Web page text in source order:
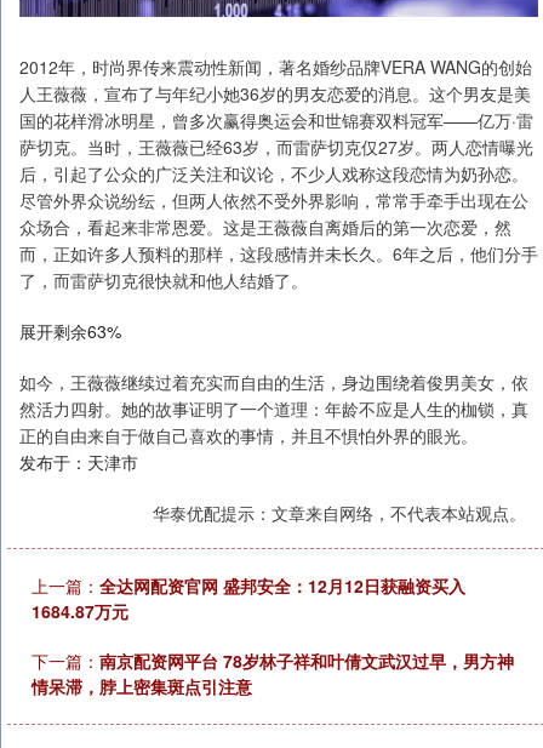
2012年，时尚界传来震动性新闻，著名婚纱品牌VERA WANG的创始
人王薇薇，宣布了与年纪小她36岁的男友恋爱的消息。这个男友是美
国的花样滑冰明星，曾多次赢得奥运会和世锦赛双料冠军——亿万·雷
萨切克。当时，王薇薇已经63岁，而雷萨切克仅27岁。两人恋情曝光
后，引起了公众的广泛关注和议论，不少人戏称这段恋情为奶孙恋。
尽管外界众说纷纭，但两人依然不受外界影响，常常手牵手出现在公
众场合，看起来非常恩爱。这是王薇薇自离婚后的第一次恋爱，然
而，正如许多人预料的那样，这段感情并未长久。6年之后，他们分手
了，而雷萨切克很快就和他人结婚了。
展开剩余63%
如今，王薇薇继续过着充实而自由的生活，身边围绕着俊男美女，依
然活力四射。她的故事证明了一个道理：年龄不应是人生的枷锁，真
正的自由来自于做自己喜欢的事情，并且不惧怕外界的眼光。
发布于：天津市
华泰优配提示：文章来自网络，不代表本站观点。
上一篇： 全达网配资官网 盛邦安全：12月12日获融资买入
1684.87万元
下一篇： 南京配资网平台 78岁林子祥和叶倩文武汉过早，男方神
情呆滞，脖上密集斑点引注意